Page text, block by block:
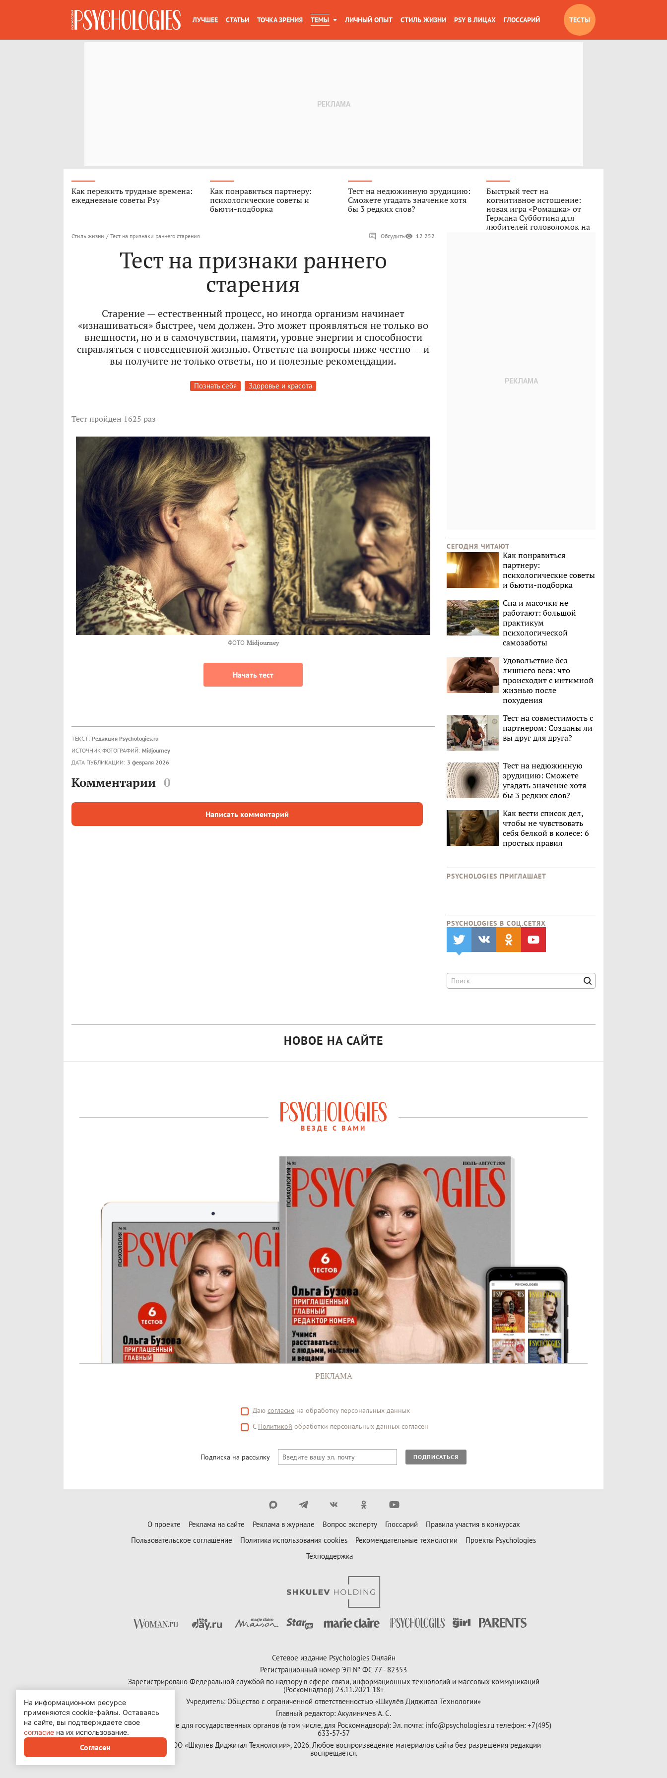
ЛУЧШЕЕ СТАТЬИ ТОЧКА ЗРЕНИЯ ТЕМЫ ЛИЧНЫЙ ОПЫТ СТИЛЬ ЖИЗНИ PSY В ЛИЦАХ ГЛОССАРИЙ ТЕСТЫ
Как пережить трудные времена:
ежедневные советы Psy
Как понравиться партнеру:
психологические советы и
бьюти-подборка
Тест на недюжинную эрудицию:
Сможете угадать значение хотя
бы 3 редких слов?
Быстрый тест на
когнитивное истощение:
новая игра «Ромашка» от
Германа Субботина для
любителей головоломок на
Стиль жизни / Тест на признаки раннего старения Обсудить 12 252
Тест на признаки раннего
старения
Старение — естественный процесс, но иногда организм начинает
«изнашиваться» быстрее, чем должен. Это может проявляться не только во
внешности, но и в самочувствии, памяти, уровне энергии и способности
справляться с повседневной жизнью. Ответьте на вопросы ниже честно — и
вы получите не только ответы, но и полезные рекомендации.
Познать себя Здоровье и красота
Тестпройден 1625 раз
ФОТО Midjourney
Начать тест
ТЕКСТ: Редакция Psychologies.ru
ИСТОЧНИК ФОТОГРАФИЙ: Midjourney
ДАТА ПУБЛИКАЦИИ: 3 февраля 2026
Комментарии 0
Написать комментарий
СЕГОДНЯ ЧИТАЮТ
Как понравиться
партнеру:
психологические советы
и бьюти-подборка
Спа и масочки не
работают: большой
практикум
психологической
самозаботы
Удовольствие без
лишнего веса: что
происходит с интимной
жизнью после
похудения
Тест на совместимость с
партнером: Созданы ли
вы друг для друга?
Тест на недюжинную
эрудицию: Сможете
угадать значение хотя
бы 3 редких слов?
Как вести список дел,
чтобы не чувствовать
себя белкой в колесе: 6
простых правил
PSYCHOLOGIES ПРИГЛАШАЕТ
PSYCHOLOGIES В CОЦ.СЕТЯХ
НОВОЕ НА САЙТЕ
ВЕЗДЕ С ВАМИ
РЕКЛАМА
Даю согласие на обработку персональных данных
С Политикой обработки персональных данных согласен
Подписка на рассылку ПОДПИСАТЬСЯ
О проекте Реклама на сайте Реклама в журнале Вопрос эксперту Глоссарий
Правила участия в конкурсах
Пользовательское соглашение
Политика использования cookies Рекомендательные технологии
Проекты Psychologies
Техподдержка
Сетевое издание Psychologies Онлайн
Регистрационный номер ЭЛ № ФС 77 - 82353
Зарегистрировано Федеральной службой по надзору в сфере связи, информационных технологий и массовых коммуникаций
(Роскомнадзор) 23.11.2021 18+
Учредитель: Общество с ограниченной ответственностью «Шкулёв Диджитал Технологии»
Главный редактор: Акулиничев А. С.
Контактные данные для государственных органов (в том числе, для Роскомнадзора): Эл. почта: info@psychologies.ru телефон: +7(495)
633-57-57
Copyright (с) ООО «Шкулёв Диджитал Технологии», 2026. Любое воспроизведение материалов сайта без разрешения редакции
воспрещается.
На информационном ресурсе
применяются cookie-файлы. Оставаясь
на сайте, вы подтверждаете свое
согласие на их использование.
Согласен